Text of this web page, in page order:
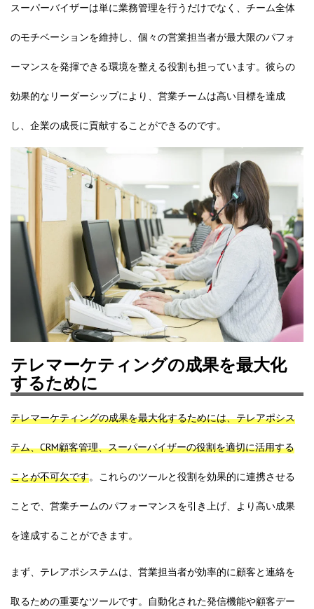
スーパーバイザーは単に業務管理を行うだけでなく、チーム全体
のモチベーションを維持し、個々の営業担当者が最大限のパフォ
ーマンスを発揮できる環境を整える役割も担っています。彼らの
効果的なリーダーシップにより、営業チームは高い目標を達成
し、企業の成長に貢献することができるのです。
テレマーケティングの成果を最大化
するために
テレマーケティングの成果を最大化するためには、テレアポシス
テム、CRM顧客管理、スーパーバイザーの役割を適切に活用する
ことが不可欠です。これらのツールと役割を効果的に連携させる
ことで、営業チームのパフォーマンスを引き上げ、より高い成果
を達成することができます。
まず、テレアポシステムは、営業担当者が効率的に顧客と連絡を
取るための重要なツールです。自動化された発信機能や顧客デー